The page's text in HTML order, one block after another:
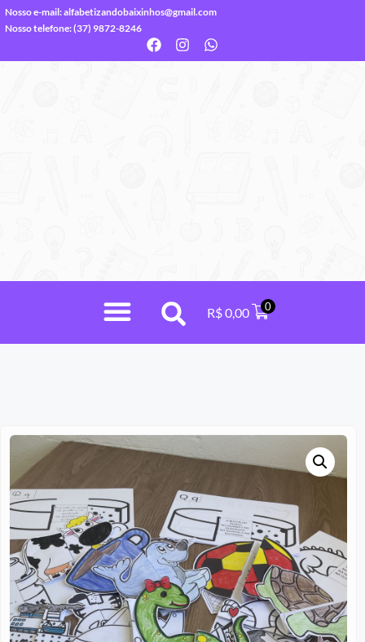
Nosso e-mail:alfabetizandobaixinhos@gmail.com
Nosso telefone: (37) 9872-8246
R$0,00 0